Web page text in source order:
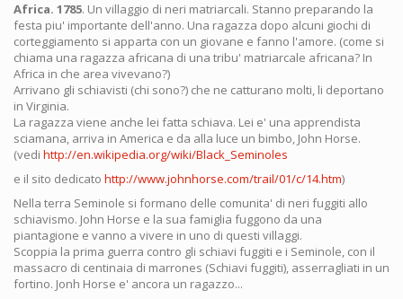
Africa. 1785. Un villaggio di neri matriarcali. Stanno preparando la
festa piu' importante dell'anno. Una ragazza dopo alcuni giochi di
corteggiamento si apparta con un giovane e fanno l'amore. (come si
chiama una ragazza africana di una tribu' matriarcale africana? In
Africa in che area vivevano?)
Arrivano gli schiavisti (chi sono?) che ne catturano molti, li deportano
in Virginia.
La ragazza viene anche lei fatta schiava. Lei e' una apprendista
sciamana, arriva in America e da alla luce un bimbo, John Horse.
(vedi http://en.wikipedia.org/wiki/Black_Seminoles
e il sito dedicato http://www.johnhorse.com/trail/01/c/14.htm)
Nella terra Seminole si formano delle comunita' di neri fuggiti allo
schiavismo. John Horse e la sua famiglia fuggono da una
piantagione e vanno a vivere in uno di questi villaggi.
Scoppia la prima guerra contro gli schiavi fuggiti e i Seminole, con il
massacro di centinaia di marrones (Schiavi fuggiti), asserragliati in un
fortino. Jonh Horse e' ancora un ragazzo...